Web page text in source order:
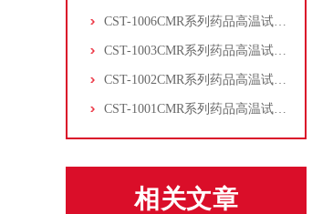
CST-1006CMR系列药品高温试验箱
CST-1003CMR系列药品高温试验箱
CST-1002CMR系列药品高温试验箱
CST-1001CMR系列药品高温试验箱
相关文章